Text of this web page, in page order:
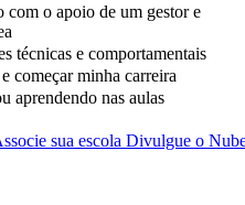
com o apoio de um gestor e
técnicas e comportamentais
começar minha carreira
aprendendo nas aulas
sua escola Divulgue o